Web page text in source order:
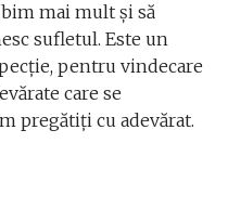
mai mult și să
sufletul. Este un
pentru vindecare
care se
pregătiți cu adevărat.